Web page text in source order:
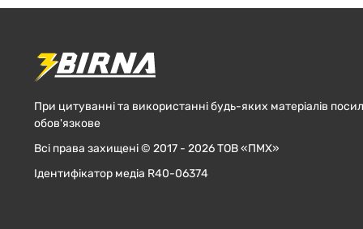
При цитуванні та використанні будь-яких матеріалів
обов'язкове
Всі права захищені © 2017 - 2026 ТОВ «ПМХ»
Ідентифікатор медіа R40-06374